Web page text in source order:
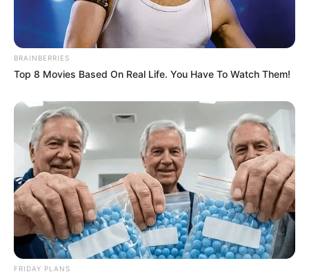
BRAINBERRIES
Top 8 Movies Based On Real Life. You Have To Watch Them!
FRIDAY PLANS